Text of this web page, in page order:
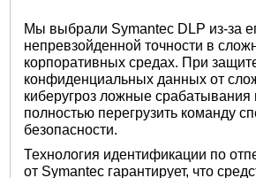
Мы выбрали Symantec DLP из-за
непревзойденной точности в
корпоративных средах. При
конфиденциальных данных от
киберугроз ложные срабатывания
полностью перегрузить команду
безопасности.
Технология идентификации по
от Symantec гарантирует, что